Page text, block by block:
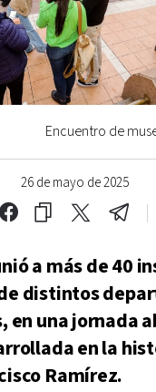
26 de mayo de 2025
Encuentro de
a más de 40
distintos
en una jornada
en la
Ramírez.